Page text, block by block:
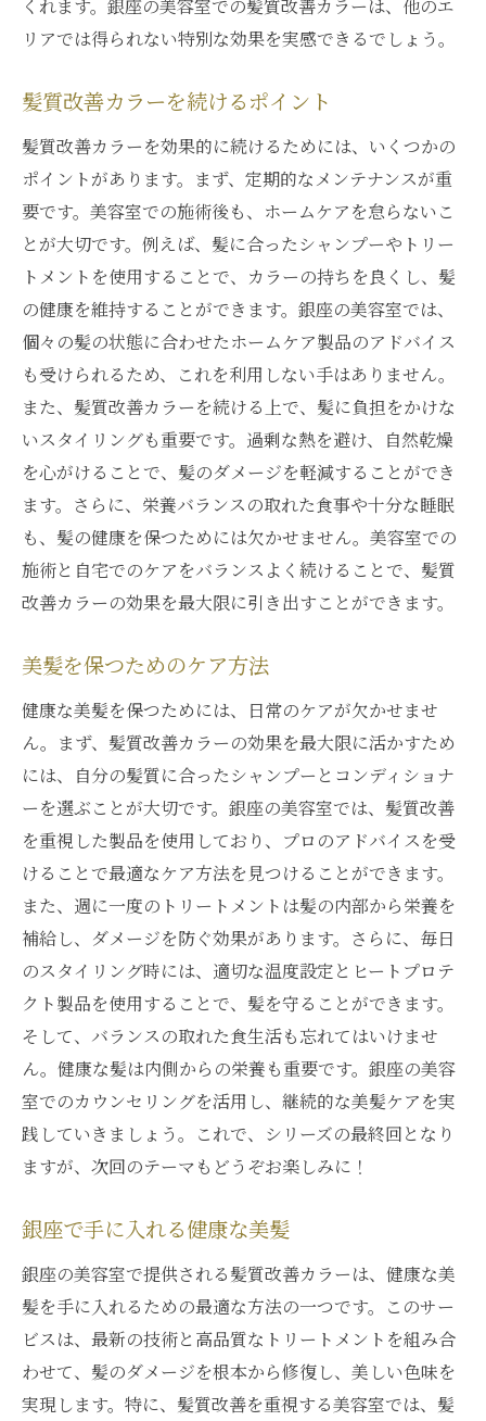
くれます。銀座の美容室での髪質改善カラーは、他のエ
リアでは得られない特別な効果を実感できるでしょう。
髪質改善カラーを続けるポイント
髪質改善カラーを効果的に続けるためには、いくつかの
ポイントがあります。まず、定期的なメンテナンスが重
要です。美容室での施術後も、ホームケアを怠らないこ
とが大切です。例えば、髪に合ったシャンプーやトリー
トメントを使用することで、カラーの持ちを良くし、髪
の健康を維持することができます。銀座の美容室では、
個々の髪の状態に合わせたホームケア製品のアドバイス
も受けられるため、これを利用しない手はありません。
また、髪質改善カラーを続ける上で、髪に負担をかけな
いスタイリングも重要です。過剰な熱を避け、自然乾燥
を心がけることで、髪のダメージを軽減することができ
ます。さらに、栄養バランスの取れた食事や十分な睡眠
も、髪の健康を保つためには欠かせません。美容室での
施術と自宅でのケアをバランスよく続けることで、髪質
改善カラーの効果を最大限に引き出すことができます。
美髪を保つためのケア方法
健康な美髪を保つためには、日常のケアが欠かせませ
ん。まず、髪質改善カラーの効果を最大限に活かすため
には、自分の髪質に合ったシャンプーとコンディショナ
ーを選ぶことが大切です。銀座の美容室では、髪質改善
を重視した製品を使用しており、プロのアドバイスを受
けることで最適なケア方法を見つけることができます。
また、週に一度のトリートメントは髪の内部から栄養を
補給し、ダメージを防ぐ効果があります。さらに、毎日
のスタイリング時には、適切な温度設定とヒートプロテ
クト製品を使用することで、髪を守ることができます。
そして、バランスの取れた食生活も忘れてはいけませ
ん。健康な髪は内側からの栄養も重要です。銀座の美容
室でのカウンセリングを活用し、継続的な美髪ケアを実
践していきましょう。これで、シリーズの最終回となり
ますが、次回のテーマもどうぞお楽しみに！
銀座で手に入れる健康な美髪
銀座の美容室で提供される髪質改善カラーは、健康な美
髪を手に入れるための最適な方法の一つです。このサー
ビスは、最新の技術と高品質なトリートメントを組み合
わせて、髪のダメージを根本から修復し、美しい色味を
実現します。特に、髪質改善を重視する美容室では、髪